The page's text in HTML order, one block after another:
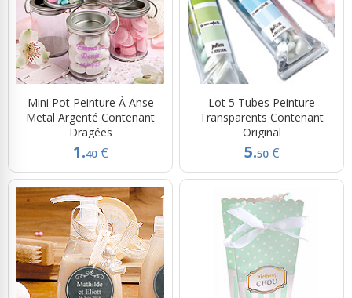
Mini Pot Peinture À Anse
Metal Argenté Contenant
Dragées
1.40 €
Lot 5 Tubes Peinture
Transparents Contenant
Original
5.50 €